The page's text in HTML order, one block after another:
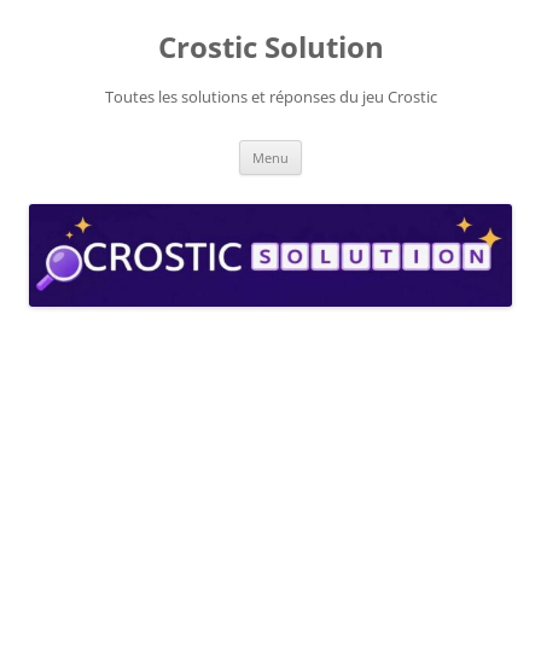
Crostic Solution
Toutes les solutions et réponses du jeu Crostic
Menu